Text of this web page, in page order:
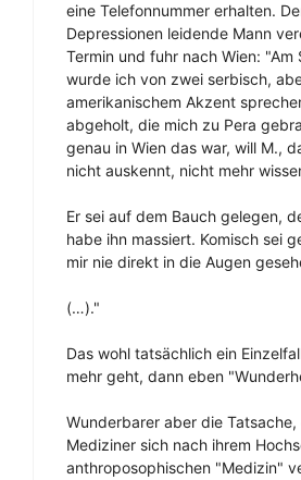
eine Telefonnummer erhalten.
Depressionen leidende Mann
Termin und fuhr nach Wien: "Am
wurde ich von zwei serbisch,
amerikanischem Akzent
abgeholt, die mich zu Pera
genau in Wien das war, will M.,
nicht auskennt, nicht mehr
Er sei auf dem Bauch gelegen,
habe ihn massiert. Komisch sei
mir nie direkt in die Augen
(…)."
Das wohl tatsächlich ein
mehr geht, dann eben
Wunderbarer aber die Tatsache,
Mediziner sich nach ihrem
anthroposophischen "Medizin"